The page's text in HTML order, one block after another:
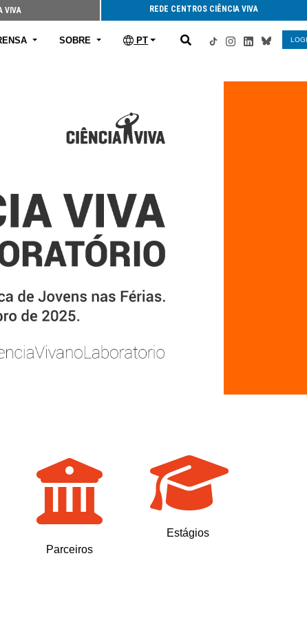
VIVA REDE CENTROS CIÊNCIA VIVA
SOBRE PT
Parceiros
Estágios